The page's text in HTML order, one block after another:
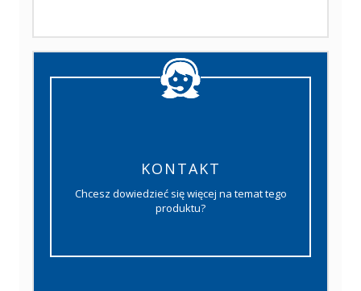
KONTAKT
Chcesz dowiedzieć się więcej na temat tego
produktu?